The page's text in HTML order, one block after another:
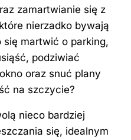
zamartwianie się z
nierzadko bywają
martwić o parking,
podziwiać
oraz snuć plany
na szczycie?
nieco bardziej
się, idealnym